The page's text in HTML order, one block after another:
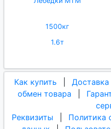
1500кг
1.6т
Как купить Доставка
обмен товара
Реквизиты
Политика